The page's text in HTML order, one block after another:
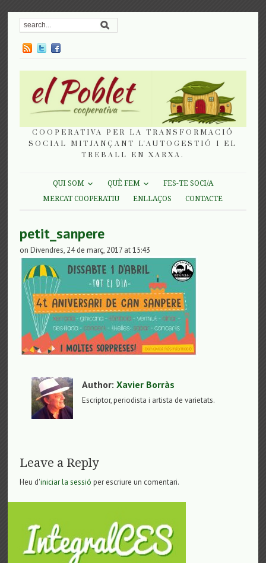
COOPERATIVA PER LA TRANSFORMACIÓ
SOCIAL MITJANÇANT L'AUTOGESTIÓ I EL
TREBALL EN XARXA.
QUI SOM QUÈ FEM
FES-TE SOCI/A
MERCAT COOPERATIU
ENLLAÇOS CONTACTE
petit_sanpere
on Divendres, 24 de març, 2017 at 15:43
Author:Xavier Borràs
Escriptor, periodista i artista de varietats.
Leave a Reply
Heu d'iniciar la sessió per escriure un comentari.